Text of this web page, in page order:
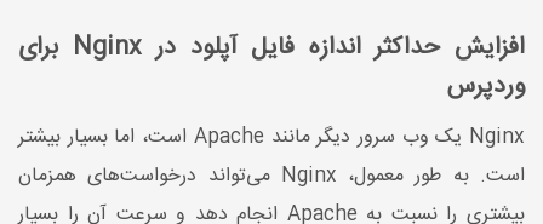
افزایش حداکثر اندازه فایل آپلود در Nginx برای
وردپرس
Nginx یک وب سرور دیگر مانند Apache است، اما بسیار بیشتر
است. به طور معمول، Nginx می‌تواند درخواست‌های همزمان
بیشتری را نسبت به Apache انجام دهد و سرعت آن را بسیار